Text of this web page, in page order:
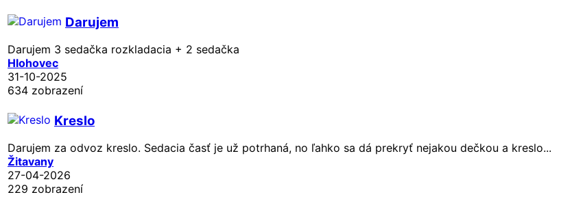
Darujem
Darujem 3 sedačka rozkladacia + 2 sedačka
Hlohovec
31-10-2025
634 zobrazení
Kreslo
Darujem za odvoz kreslo. Sedacia časť je už potrhaná, no ľahko sa dá prekryť nejakou dečkou a kreslo...
Žitavany
27-04-2026
229 zobrazení